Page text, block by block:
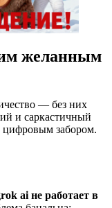
желанным
— без них
и саркастичный
цифровым забором.
ai не работает в